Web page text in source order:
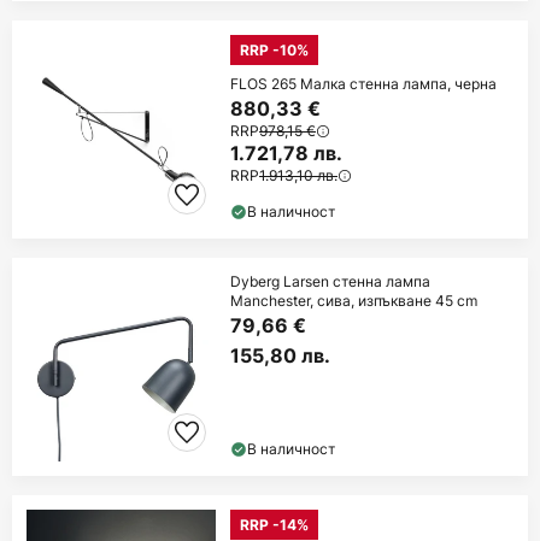
RRP -10%
FLOS 265 Малка стенна лампа, черна
880,33 €
RRP978,15 €
1.721,78 лв.
RRP1.913,10 лв.
В наличност
Dyberg Larsen стенна лампа
Manchester, сива, изпъкване 45 cm
79,66 €
155,80 лв.
В наличност
RRP -14%